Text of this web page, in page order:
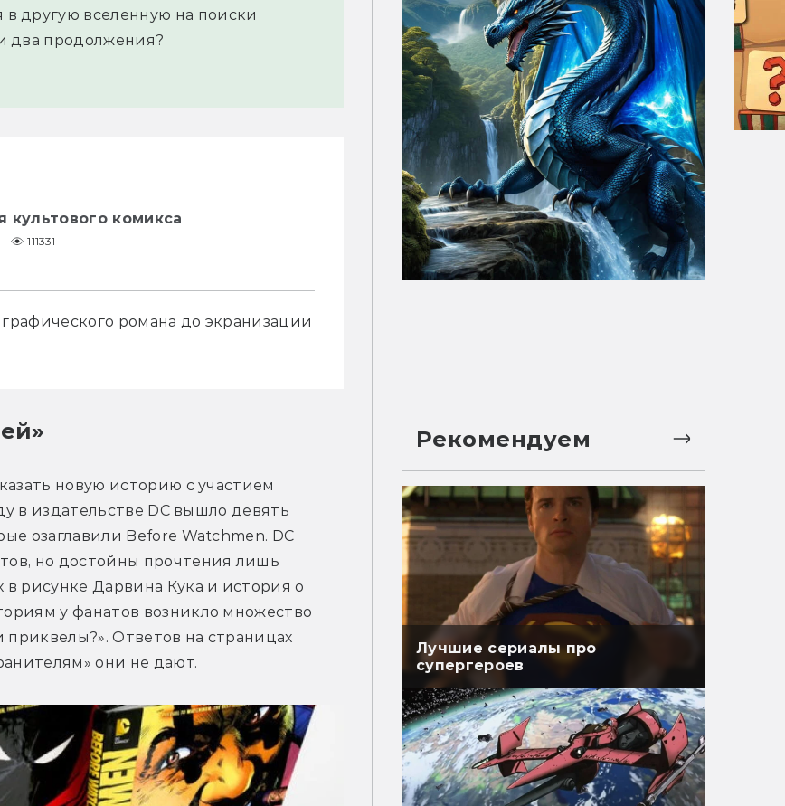
другую вселенную на поиски
два продолжения?
культового комикса
111331
графического романа до экранизации
новую историю с участием
в издательстве DC вышло девять
озаглавили Before Watchmen. DC
но достойны прочтения лишь
рисунке Дарвина Кука и история о
у фанатов возникло множество
Ответов на страницах
они не дают.
Рекомендуем
Лучшие сериалы про
супергероев